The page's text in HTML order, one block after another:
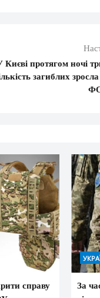
Києві протягом ночі
загиблих
справу
За